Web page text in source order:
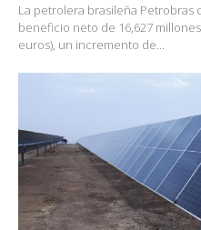
La petrolera brasileña
beneficio neto de 16,627
euros), un incremento de...